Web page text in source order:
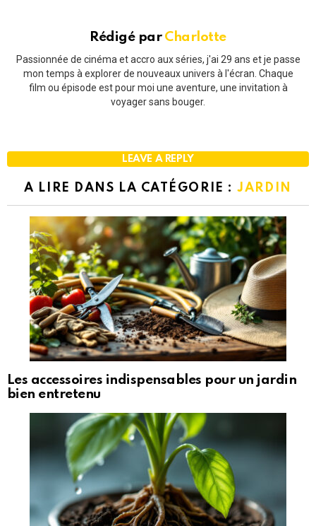
Rédigé par Charlotte
Passionnée de cinéma et accro aux séries, j'ai 29 ans et je passe
mon temps à explorer de nouveaux univers à l'écran. Chaque
film ou épisode est pour moi une aventure, une invitation à
voyager sans bouger.
LEAVE A REPLY
A LIRE DANS LA CATÉGORIE :JARDIN
Les accessoires indispensables pour un jardin
bien entretenu